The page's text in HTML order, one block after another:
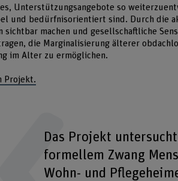
Unterstützungsangebote so
und bedürfnisorientiert sind. Durch die
sichtbar machen und gesellschaftliche
die Marginalisierung älterer
im Alter zu ermöglichen.
Projekt.
Das Projekt
formellem Zwang
Wohn- und